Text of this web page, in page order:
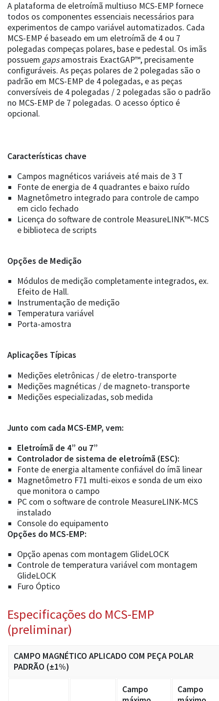
A plataforma de eletroímã multiuso MCS-EMP fornece
todos os componentes essenciais necessários para
experimentos de campo variável automatizados. Cada
MCS-EMP é baseado em um eletroímã de 4 ou 7
polegadas compeças polares, base e pedestal. Os imãs
possuem gapsamostrais ExactGAP™, precisamente
configuráveis. As peças polares de 2 polegadas são o
padrão em MCS-EMP de 4 polegadas, e as peças
conversíveis de 4 polegadas / 2 polegadas são o padrão
no MCS-EMP de 7 polegadas. O acesso óptico é
opcional.
Características chave
Campos magnéticos variáveis até mais de 3 T
Fonte de energia de 4 quadrantes e baixo ruído
Magnetômetro integrado para controle de campo
em ciclo fechado
Licença do software de controle MeasureLINK™-MCS
e biblioteca de scripts
Opções de Medição
Módulos de medição completamente integrados, ex.
Efeito de Hall.
Instrumentação de medição
Temperatura variável
Porta-amostra
Aplicações Típicas
Medições eletrônicas / de eletro-transporte
Medições magnéticas / de magneto-transporte
Medições especializadas, sob medida
Junto com cada MCS-EMP, vem:
Eletroímã de 4” ou 7”
Controlador de sistema de eletroímã (ESC):
Fonte de energia altamente confiável do ímã linear
Magnetômetro F71 multi-eixos e sonda de um eixo
que monitora o campo
PC com o software de controle MeasureLINK-MCS
instalado
Console do equipamento
Opções do MCS-EMP:
Opção apenas com montagem GlideLOCK
Controle de temperatura variável com montagem
GlideLOCK
Furo Óptico
Especificações do MCS-EMP
(preliminar)
CAMPO MAGNÉTICO APLICADO COM PEÇA POLAR
PADRÃO (±1%)
Campo
Campo